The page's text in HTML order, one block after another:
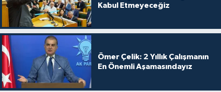
Kabul Etmeyeceğiz
Ömer Çelik: 2 Yıllık Çalışmanın
En Önemli Aşamasındayız